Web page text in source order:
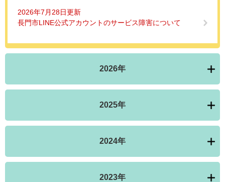
2026年7月28日更新
長門市LINE公式アカウントのサービス障害について
2026年
2025年
2024年
2023年